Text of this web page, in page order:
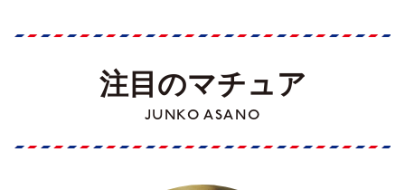
注目のマチュア
JUNKO ASANO